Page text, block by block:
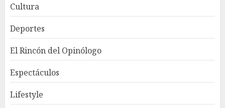
Cultura
Deportes
El Rincón del Opinólogo
Espectáculos
Lifestyle